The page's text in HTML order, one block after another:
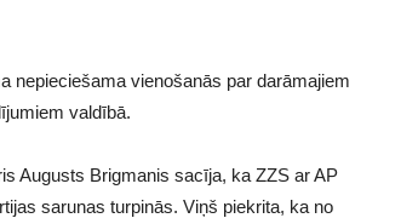
nepieciešama vienošanās par darāmajiem
valdībā.
Augusts Brigmanis sacīja, ka ZZS ar AP
sarunas turpinās. Viņš piekrita, ka no